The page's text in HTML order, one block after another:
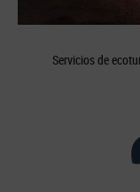
Servicios de